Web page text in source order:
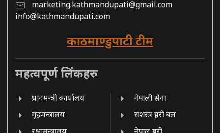
marketing.kathmandupati@gmail.com
info@kathmandupati.com
काठमाण्डुपाटी टीम
महत्वपूर्ण लिंकहरु
प्रधानमन्त्री कार्यालय
गृहमन्त्रालय
नेपाली सेना
सशस्त्र प्रहरी बल